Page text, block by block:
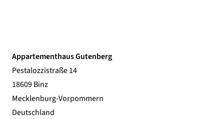
Appartementhaus Gutenberg
Pestalozzistraße 14
18609 Binz
Mecklenburg-Vorpommern
Deutschland